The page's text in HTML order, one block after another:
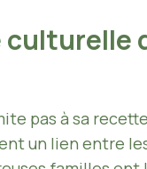
pas à sa
un lien entre